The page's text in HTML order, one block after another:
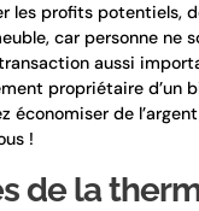
les profits potentiels,
car personne ne
aussi
propriétaire d’un
économiser de
!
de la